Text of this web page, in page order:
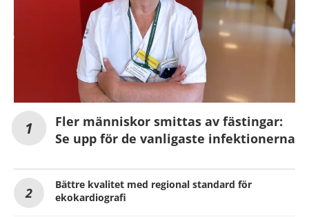
Fler människor smittas av fästingar:
Se upp för de vanligaste infektionerna
Bättre kvalitet med regional standard för
ekokardiografi